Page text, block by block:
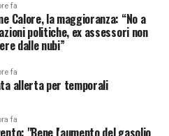
fa
Calore, la maggioranza: “No a
politiche, ex assessori non
dalle nubi”
fa
allerta per temporali
fa
"Bene l'aumento del gasolio